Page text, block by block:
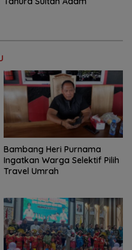
Bambang Heri Purnama
Ingatkan Warga Selektif Pilih
Travel Umrah